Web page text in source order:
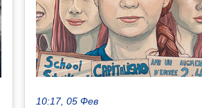
10:17, 05 Фев